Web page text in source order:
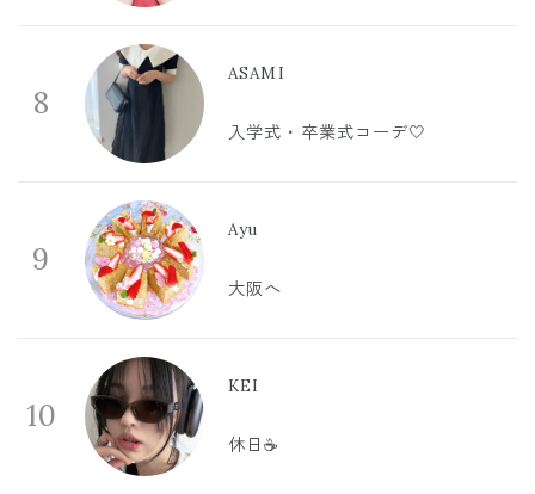
8
ASAMI
入学式・卒業式コーデ🤍
9
Ayu
大阪へ
10
KEI
休日☕️